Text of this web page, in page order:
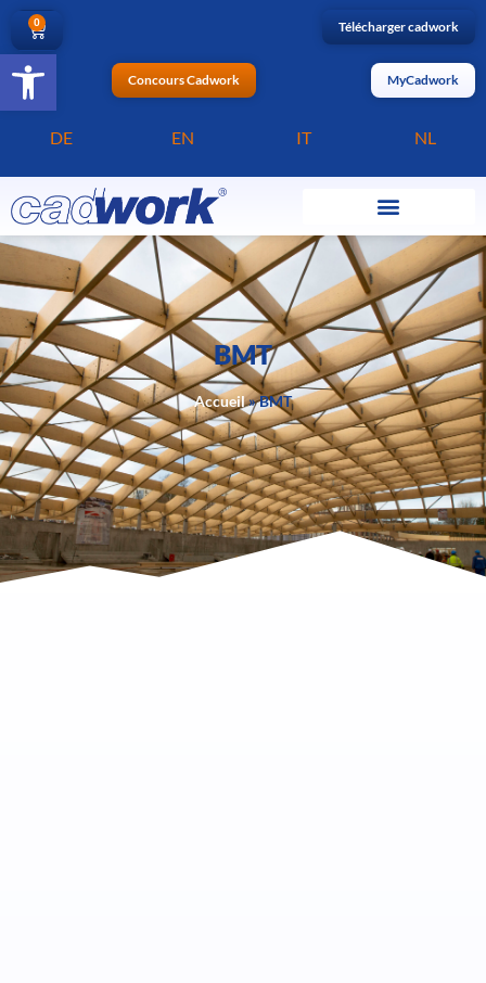
Ouvrir la barre d’outils
0 Télécharger cadwork
Concours Cadwork MyCadwork
DE EN IT NL
BMT
Accueil»BMT